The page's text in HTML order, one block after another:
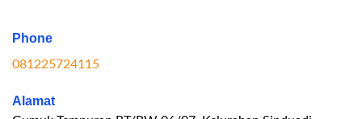
Phone
081225724115
Alamat